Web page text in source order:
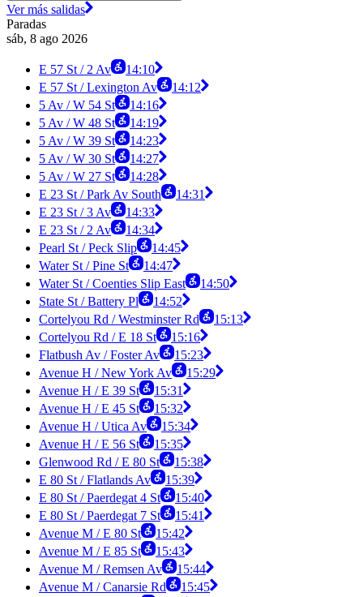
Ver más salidas
Paradas
sáb, 8 ago 2026
E 57 St / 2 Av
14:10
E 57 St / Lexington Av
14:12
5 Av / W 54 St
14:16
5 Av / W 48 St
14:19
5 Av / W 39 St
14:23
5 Av / W 30 St
14:27
5 Av / W 27 St
14:28
E 23 St / Park Av South
14:31
E 23 St / 3 Av
14:33
E 23 St / 2 Av
14:34
Pearl St / Peck Slip
14:45
Water St / Pine St
14:47
Water St / Coenties Slip East
14:50
State St / Battery Pl
14:52
Cortelyou Rd / Westminster Rd
15:13
Cortelyou Rd / E 18 St
15:16
Flatbush Av / Foster Av
15:23
Avenue H / New York Av
15:29
Avenue H / E 39 St
15:31
Avenue H / E 45 St
15:32
Avenue H / Utica Av
15:34
Avenue H / E 56 St
15:35
Glenwood Rd / E 80 St
15:38
E 80 St / Flatlands Av
15:39
E 80 St / Paerdegat 4 St
15:40
E 80 St / Paerdegat 7 St
15:41
Avenue M / E 80 St
15:42
Avenue M / E 85 St
15:43
Avenue M / Remsen Av
15:44
Avenue M / Canarsie Rd
15:45